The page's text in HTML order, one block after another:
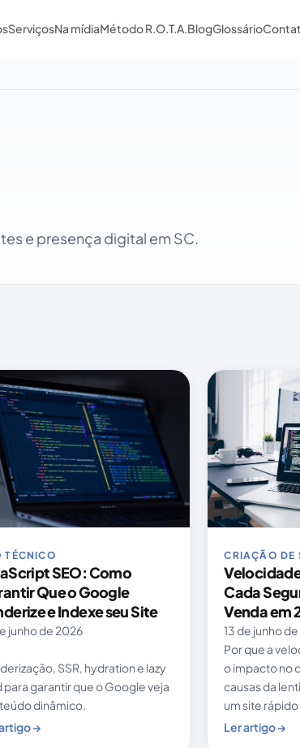
ServiçosNa mídiaMétodo R.O.T.A.BlogGlossário
e presença digital em SC.
TÉCNICO
SEO: Como
Que o Google
e Indexe seu Site
junho de 2026
SSR, hydration e lazy
para garantir que o Google veja
dinâmico.
→
CRIAÇÃO DE
Cada
Venda em
13 de junho
Por que a
o impacto no
causas da
um site rápido
Ler artigo →